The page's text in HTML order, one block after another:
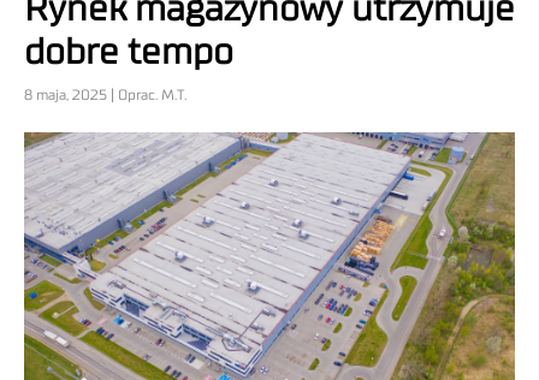
Rynek magazynowy utrzymuje
dobre tempo
8 maja, 2025 | Oprac. M.T.